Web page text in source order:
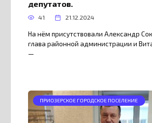
депутатов.
41 21.12.2024
На нём присутствовали Александр
глава районной администрации и
—
ПРИОЗЕРСКОЕ ГОРОДСКОЕ ПОСЕЛЕНИЕ